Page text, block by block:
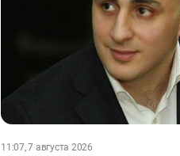
11:07, 7 августа 2026